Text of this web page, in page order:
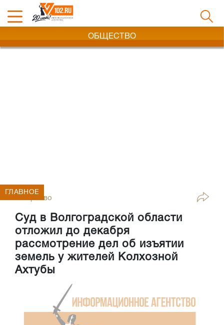
ОБЩЕСТВО
Общество
Суд в Волгоградской области
отложил до декабря
рассмотрение дел об изъятии
земель у жителей Колхозной
Ахтубы
ГЛАВНОЕ